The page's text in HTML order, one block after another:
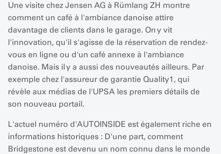
Une visite chez Jensen AG à Rümlang ZH montre
comment un café à l'ambiance danoise attire
davantage de clients dans le garage. On y vit
l'innovation, qu'il s'agisse de la réservation de rendez-
vous en ligne ou d'un café annexe à l'ambiance
danoise. Mais il y a aussi des nouveautés ailleurs. Par
exemple chez l'assureur de garantie Quality1, qui
révèle aux médias de l'UPSA les premiers détails de
son nouveau portail.
L'actuel numéro d'AUTOINSIDE est également riche en
informations historiques : D'une part, comment
Bridgestone est devenu un nom connu dans le monde